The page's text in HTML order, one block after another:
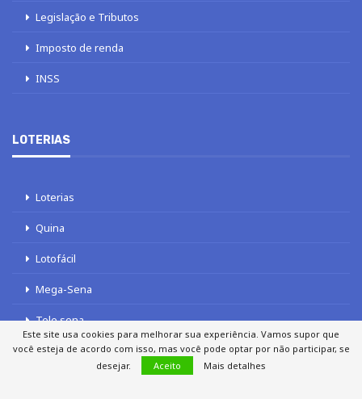
Legislação e Tributos
Imposto de renda
INSS
LOTERIAS
Loterias
Quina
Lotofácil
Mega-Sena
Tele sena
Este site usa cookies para melhorar sua experiência. Vamos supor que
você esteja de acordo com isso, mas você pode optar por não participar, se
desejar.
Aceito Mais detalhes